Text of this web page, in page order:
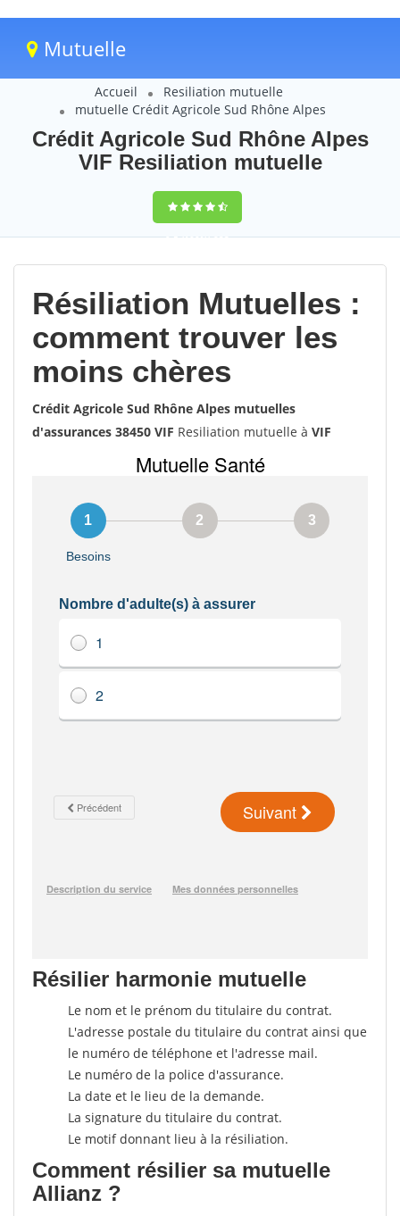
Mutuelle
Accueil
Resiliation mutuelle
mutuelle Crédit Agricole Sud Rhône Alpes
Crédit Agricole Sud Rhône Alpes
VIF Resiliation mutuelle
9,5(100%)233
Résiliation Mutuelles :
comment trouver les
moins chères
Crédit Agricole Sud Rhône Alpes mutuelles
d'assurances 38450 VIF Resiliation mutuelle à VIF
Résilier harmonie mutuelle
Le nom et le prénom du titulaire du contrat.
L'adresse postale du titulaire du contrat ainsi que
le numéro de téléphone et l'adresse mail.
Le numéro de la police d'assurance.
La date et le lieu de la demande.
La signature du titulaire du contrat.
Le motif donnant lieu à la résiliation.
Comment résilier sa mutuelle
Allianz ?